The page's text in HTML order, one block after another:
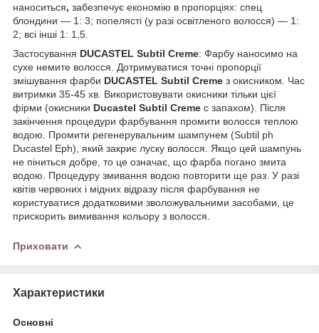
наноситься, забезпечує економію в пропорціях: спец
блондини — 1: 3; попелясті (у разі освітленого волосся) — 1:
2; всі інші 1: 1,5.
Застосування DUCASTEL Subtil Creme: Фарбу наносимо на
сухе немите волосся. Дотримуватися точні пропорції
змішування фарби DUCASTEL Subtil Creme з окисником. Час
витримки 35-45 хв. Використовувати окисники тільки цієї
фірми (окисники Ducastel Subtil Creme с запахом). Після
закінчення процедури фарбування промити волосся теплою
водою. Промити регенерувальним шампунем (Subtil ph
Ducastel Eph), який закриє луску волосся. Якщо цей шампунь
не піниться добре, то це означає, що фарба погано змита
водою. Процедуру змивання водою повторити ще раз. У разі
квітів червоних і мідних відразу після фарбування не
користуватися додатковими зволожувальними засобами, це
прискорить вимивання кольору з волосся.
Приховати
Характеристики
Основні